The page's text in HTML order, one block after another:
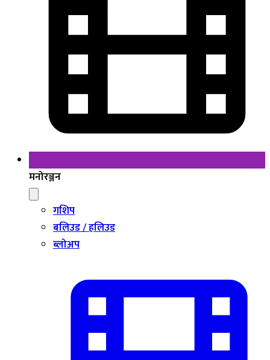
मनोरञ्जन
गशिप
बलिउड / हलिउड
ब्लोअप